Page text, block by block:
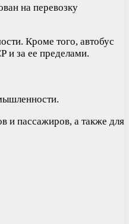
на перевозку
Кроме того, автобус
и за ее пределами.
и пассажиров, а также для